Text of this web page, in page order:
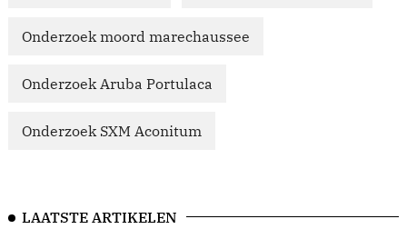
Onderzoek moord marechaussee
Onderzoek Aruba Portulaca
Onderzoek SXM Aconitum
LAATSTE ARTIKELEN